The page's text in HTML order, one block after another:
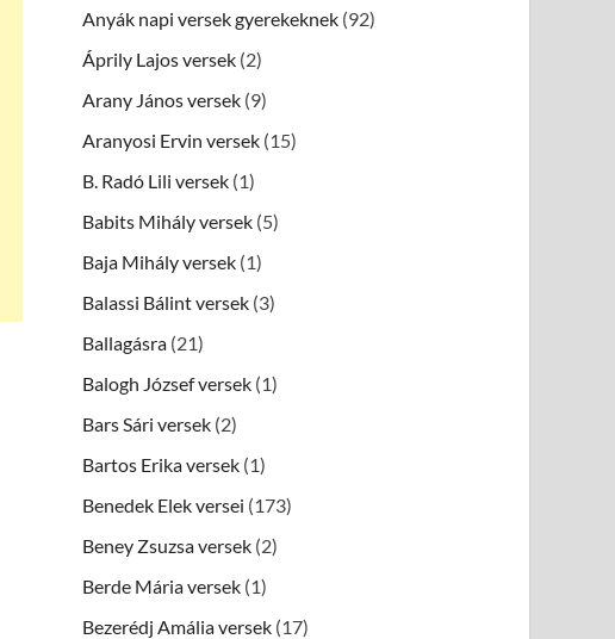
Anyák napi versek gyerekeknek (92)
Áprily Lajos versek (2)
Arany János versek (9)
Aranyosi Ervin versek (15)
B. Radó Lili versek (1)
Babits Mihály versek (5)
Baja Mihály versek (1)
Balassi Bálint versek (3)
Ballagásra (21)
Balogh József versek (1)
Bars Sári versek (2)
Bartos Erika versek (1)
Benedek Elek versei (173)
Beney Zsuzsa versek (2)
Berde Mária versek (1)
Bezerédj Amália versek (17)